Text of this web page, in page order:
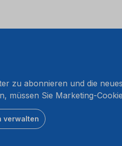
zu abonnieren und die
müssen Sie Marketing-
verwalten